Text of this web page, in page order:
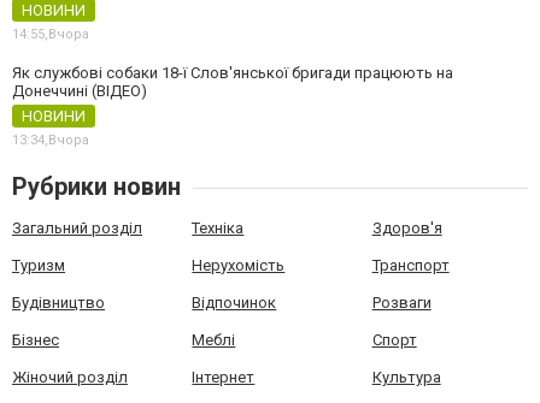
НОВИНИ
14:55,Вчора
Як службові собаки 18-ї Слов'янської бригади працюють на
Донеччині (ВІДЕО)
НОВИНИ
13:34,Вчора
Рубрики новин
Загальний розділ Техніка Здоров'я
Туризм Нерухомість Транспорт
Будівництво Відпочинок Розваги
Бізнес Меблі Спорт
Жіночий розділ Інтернет Культура